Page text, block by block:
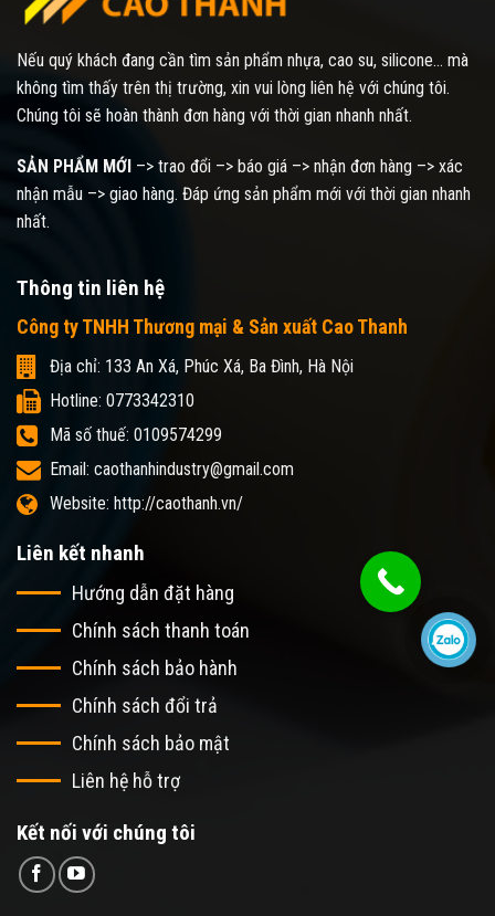
Nếu quý khách đang cần tìm sản phẩm nhựa, cao su, silicone... mà
không tìm thấy trên thị trường, xin vui lòng liên hệ với chúng tôi.
Chúng tôi sẽ hoàn thành đơn hàng với thời gian nhanh nhất.
SẢN PHẨM MỚI –> trao đổi –> báo giá –> nhận đơn hàng –> xác
nhận mẫu –> giao hàng. Đáp ứng sản phẩm mới với thời gian nhanh
nhất.
Thông tin liên hệ
Công ty TNHH Thương mại & Sản xuất Cao Thanh
Địa chỉ: 133 An Xá, Phúc Xá, Ba Đình, Hà Nội
Hotline: 0773342310
Mã số thuế: 0109574299
Email: caothanhindustry@gmail.com
Website: http://caothanh.vn/
Liên kết nhanh
Hướng dẫn đặt hàng
Chính sách thanh toán
Chính sách bảo hành
Chính sách đổi trả
Chính sách bảo mật
Liên hệ hỗ trợ
Kết nối với chúng tôi